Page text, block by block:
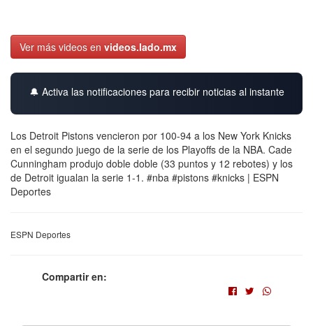
Ver más videos en videos.lado.mx
🔔 Activa las notificaciones para recibir noticias al instante
Los Detroit Pistons vencieron por 100-94 a los New York Knicks
en el segundo juego de la serie de los Playoffs de la NBA. Cade
Cunningham produjo doble doble (33 puntos y 12 rebotes) y los
de Detroit igualan la serie 1-1. #nba #pistons #knicks | ESPN
Deportes
ESPN Deportes
Compartir en: